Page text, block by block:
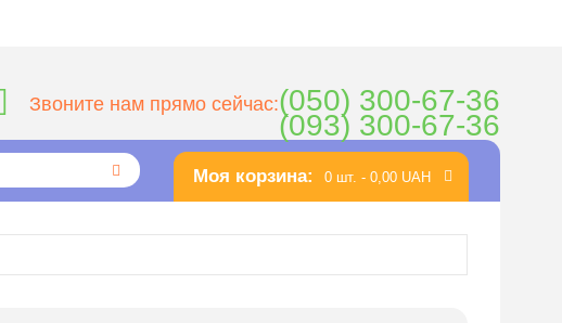
Звоните нам прямо сейчас:(050) 300-67-36
(093) 300-67-36
Моя корзина: 0 шт. - 0,00 UAH